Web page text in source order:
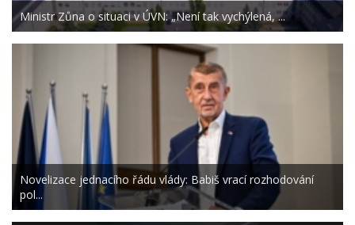
Ministr Zůna o situaci v ÚVN: „Není tak vychýlená, ...
Novelizace jednacího řádu vlády: Babiš vrací rozhodování
pol...